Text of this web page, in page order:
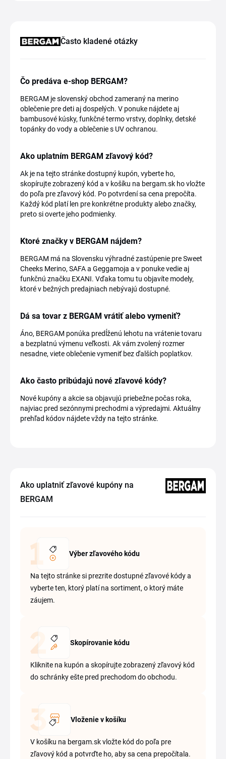
Často kladené otázky
Čo predáva e-shop BERGAM?
BERGAM je slovenský obchod zameraný na merino
oblečenie pre deti aj dospelých. V ponuke nájdete aj
bambusové kúsky, funkčné termo vrstvy, doplnky, detské
topánky do vody a oblečenie s UV ochranou.
Ako uplatním BERGAM zľavový kód?
Ak je na tejto stránke dostupný kupón, vyberte ho,
skopírujte zobrazený kód a v košíku na bergam.sk ho vložte
do poľa pre zľavový kód. Po potvrdení sa cena prepočíta.
Každý kód platí len pre konkrétne produkty alebo značky,
preto si overte jeho podmienky.
Ktoré značky v BERGAM nájdem?
BERGAM má na Slovensku výhradné zastúpenie pre Sweet
Cheeks Merino, SAFA a Geggamoja a v ponuke vedie aj
funkčnú značku EXANI. Vďaka tomu tu objavíte modely,
ktoré v bežných predajniach nebývajú dostupné.
Dá sa tovar z BERGAM vrátiť alebo vymeniť?
Áno, BERGAM ponúka predĺženú lehotu na vrátenie tovaru
a bezplatnú výmenu veľkosti. Ak vám zvolený rozmer
nesadne, viete oblečenie vymeniť bez ďalších poplatkov.
Ako často pribúdajú nové zľavové kódy?
Nové kupóny a akcie sa objavujú priebežne počas roka,
najviac pred sezónnymi prechodmi a výpredajmi. Aktuálny
prehľad kódov nájdete vždy na tejto stránke.
Ako uplatniť zľavové kupóny na
BERGAM
Výber zľavového kódu
Na tejto stránke si prezrite dostupné zľavové kódy a
vyberte ten, ktorý platí na sortiment, o ktorý máte
záujem.
Skopírovanie kódu
Kliknite na kupón a skopírujte zobrazený zľavový kód
do schránky ešte pred prechodom do obchodu.
Vloženie v košíku
V košíku na bergam.sk vložte kód do poľa pre
zľavový kód a potvrďte ho, aby sa cena prepočítala.